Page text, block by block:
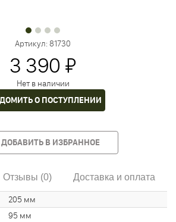
Артикул:81730
3 390 ₽
Нет в наличии
О ПОСТУПЛЕНИИ
ДОБАВИТЬ В ИЗБРАННОЕ
Отзывы (0) Доставка и оплата
205 мм
95 мм